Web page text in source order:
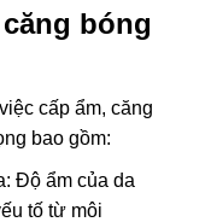
bóng
cấp ẩm, căng
bao gồm:
Độ ẩm của da
tố từ môi